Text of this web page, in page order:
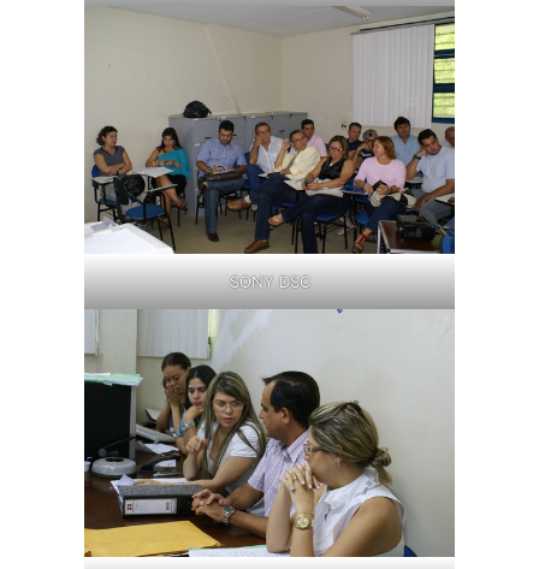
SONY DSC